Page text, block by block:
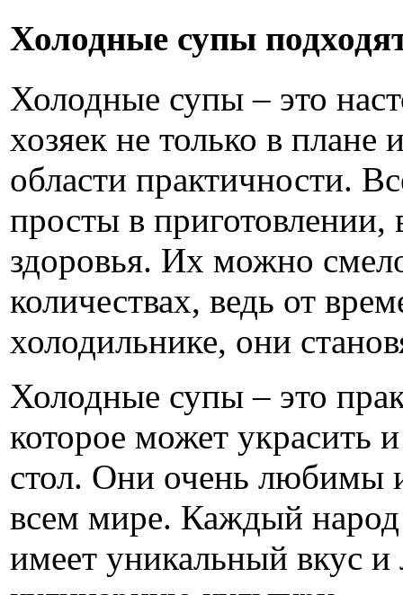
Холодные супы
Холодные супы – это
хозяек не только в плане
области практичности.
просты в
здоровья. Их можно
количествах, ведь от
холодильнике, они
Холодные супы – это
которое может украсить
стол. Они очень любимы
всем мире. Каждый народ
имеет уникальный вкус